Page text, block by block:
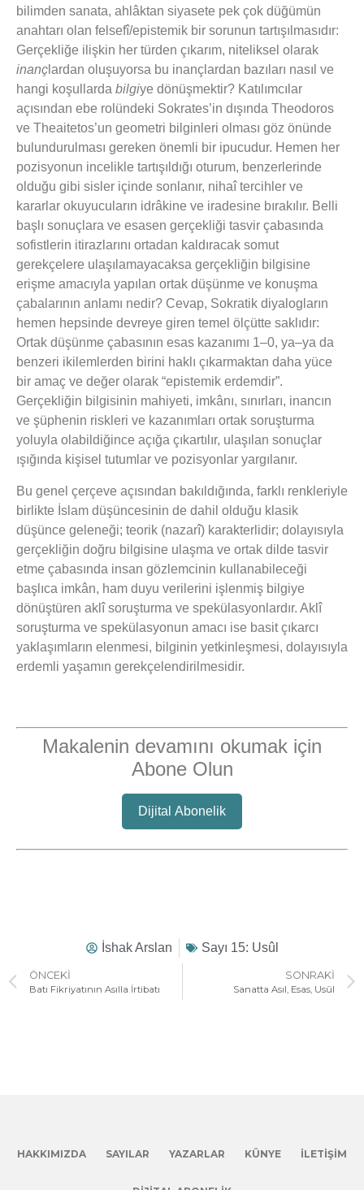
bilimden sanata, ahlâktan siyasete pek çok düğümün
anahtarı olan felsefî/epistemik bir sorunun tartışılmasıdır:
Gerçekliğe ilişkin her türden çıkarım, niteliksel olarak
inanç lardan oluşuyorsa bu inançlardan bazıları nasıl ve
hangi koşullarda bilgiye dönüşmektir? Katılımcılar
açısından ebe rolündeki Sokrates’in dışında Theodoros
ve Theaitetos’un geometri bilginleri olması göz önünde
bulundurulması gereken önemli bir ipucudur. Hemen her
pozisyonun incelikle tartışıldığı oturum, benzerlerinde
olduğu gibi sisler içinde sonlanır, nihaî tercihler ve
kararlar okuyucuların idrâkine ve iradesine bırakılır. Belli
başlı sonuçlara ve esasen gerçekliği tasvir çabasında
sofistlerin itirazlarını ortadan kaldıracak somut
gerekçelere ulaşılamayacaksa gerçekliğin bilgisine
erişme amacıyla yapılan ortak düşünme ve konuşma
çabalarının anlamı nedir? Cevap, Sokratik diyalogların
hemen hepsinde devreye giren temel ölçütte saklıdır:
Ortak düşünme çabasının esas kazanımı 1–0, ya–ya da
benzeri ikilemlerden birini haklı çıkarmaktan daha yüce
bir amaç ve değer olarak “epistemik erdemdir”.
Gerçekliğin bilgisinin mahiyeti, imkânı, sınırları, inancın
ve şüphenin riskleri ve kazanımları ortak soruşturma
yoluyla olabildiğince açığa çıkartılır, ulaşılan sonuçlar
ışığında kişisel tutumlar ve pozisyonlar yargılanır.
Bu genel çerçeve açısından bakıldığında, farklı renkleriyle
birlikte İslam düşüncesinin de dahil olduğu klasik
düşünce geleneği; teorik (nazarî) karakterlidir; dolayısıyla
gerçekliğin doğru bilgisine ulaşma ve ortak dilde tasvir
etme çabasında insan gözlemcinin kullanabileceği
başlıca imkân, ham duyu verilerini işlenmiş bilgiye
dönüştüren aklî soruşturma ve spekülasyonlardır. Aklî
soruşturma ve spekülasyonun amacı ise basit çıkarcı
yaklaşımların elenmesi, bilginin yetkinleşmesi, dolayısıyla
erdemli yaşamın gerekçelendirilmesidir.
Makalenin devamını okumak için
Abone Olun
Dijital Abonelik
İshak Arslan Sayı 15: Usûl
ÖNCEKI
Batı Fikriyatının Asılla İrtibatı
SONRAKI
Sanatta Asıl, Esas, Usûl
HAKKIMIZDA SAYILAR YAZARLAR KÜNYE İLETIŞIM